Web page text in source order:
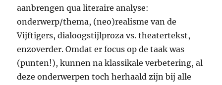
aanbrengen qua literaire analyse:
onderwerp/thema, (neo)realisme van de
Vijftigers, dialoogstijlproza vs. theatertekst,
enzoverder. Omdat er focus op de taak was
(punten!), kunnen na klassikale verbetering, al
deze onderwerpen toch herhaald zijn bij alle